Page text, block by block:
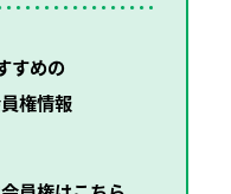
すめの
権情報